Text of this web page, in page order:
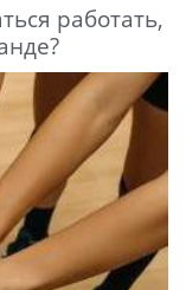
работать,